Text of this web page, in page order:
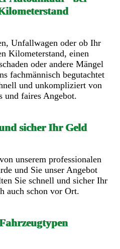
Unfallwagen oder ob Ihr
Kilometerstand, einen
oder andere Mängel
fachmännisch begutachtet
und unkompliziert von
und faires Angebot.
sicher Ihr Geld
unserem professionalen
und Sie unser Angebot
Sie schnell und sicher Ihr
auch schon vor Ort.